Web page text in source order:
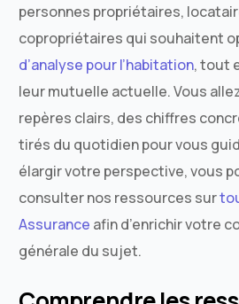
personnes propriétaires,
copropriétaires qui souhaitent
d’analyse pour l’habitation, tout
leur mutuelle actuelle. Vous
repères clairs, des chiffres
tirés du quotidien pour vous
élargir votre perspective, vous
consulter nos ressources sur
Assurance afin d’enrichir votre
générale du sujet.